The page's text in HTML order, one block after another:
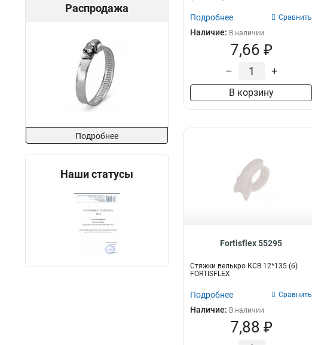
Распродажа
Подробнее
Наши статусы
Подробнее Сравнить
Наличие: В наличии
7,66 ₽
– +
В корзину
Fortisflex 55295
Стяжки велькро КСВ 12*135 (б)
FORTISFLEX
Подробнее Сравнить
Наличие: В наличии
7,88 ₽